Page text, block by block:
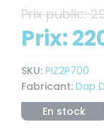
Prix public:
Prix:
SKU: PIZ2P700
Fabricant: Dap
En stock